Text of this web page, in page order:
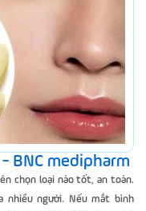
BNC medipharm
chọn loại nào tốt, an toàn.
nhiều người. Nếu mắt bình